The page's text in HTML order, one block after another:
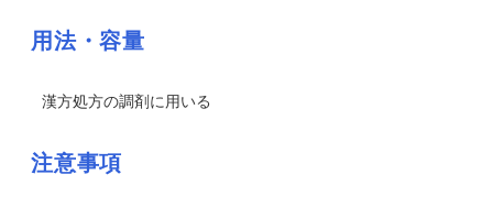
用法・容量
漢方処方の調剤に用いる
注意事項